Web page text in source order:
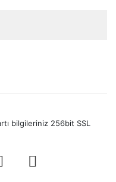
bilgileriniz 256bit SSL